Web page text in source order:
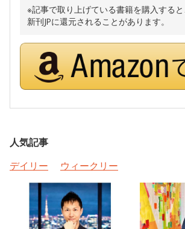
※記事で取り上げている書籍を購入する
新刊JPに還元されることがあります。
人気記事
デイリー
ウィークリー